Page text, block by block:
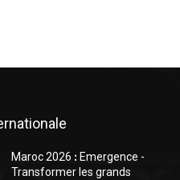
Maroc 2026 ꓽ Emergence -
Transformer les grands